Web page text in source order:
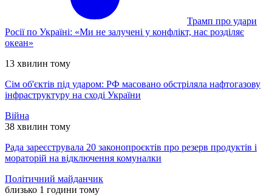
Трамп про удари
Росії по Україні: «Ми не залучені у конфлікт, нас розділяє
океан»
13 хвилин тому
Сім об'єктів під ударом: РФ масовано обстріляла нафтогазову
інфраструктуру на сході України
Війна
38 хвилин тому
Рада зареєструвала 20 законопроєктів про резерв продуктів і
мораторій на відключення комуналки
Політичний майданчик
близько 1 години тому